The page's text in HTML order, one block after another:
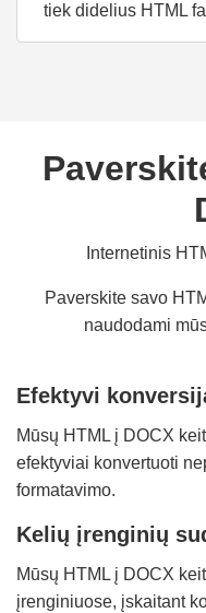
tiek didelius HTML
Internetinis
Paverskite savo
naudodami
Efektyvi
Mūsų HTML į DOCX
efektyviai konvertuoti
formatavimo.
Kelių įrenginių
Mūsų HTML į DOCX
įrenginiuose, įskaitant